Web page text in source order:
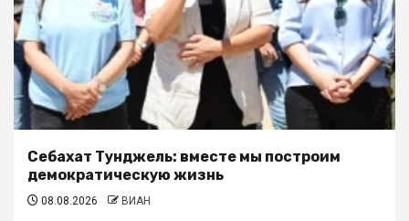
Себахат Тунджель: вместе мы построим
демократическую жизнь
08.08.2026 ВИАН